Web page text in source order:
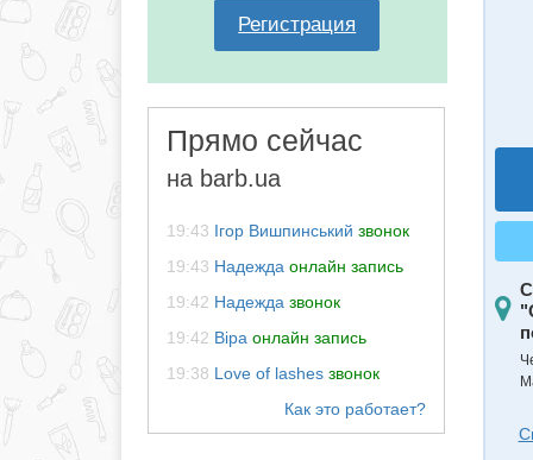
Регистрация
Прямо сейчас
на barb.ua
19:43 Ігор Вишпинський звонок
19:43 Надежда онлайн запись
19:42 Надежда звонок
19:42 Віра онлайн запись
19:38 Love of lashes звонок